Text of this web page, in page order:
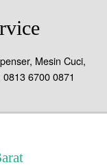
Mesin Cuci,
6700 0871